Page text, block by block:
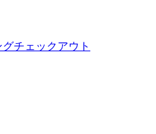
チェックアウト